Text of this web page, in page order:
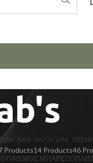
BAR
Products
VACU VIN
14 Products46
ΜΠΑΡ